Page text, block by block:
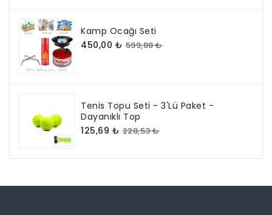
Kamp Ocağı Seti
450,00 ₺ 599,88 ₺
Tenis Topu Seti - 3'lü Paket -
Dayanıklı Top
125,69 ₺ 228,53 ₺